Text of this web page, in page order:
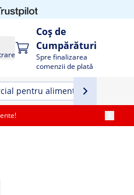
Coș de
Cumpărături
Spre finalizarea
comenzii de plată
pentru alimente